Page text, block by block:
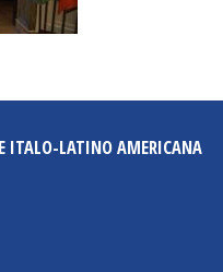
ITALO-LATINO AMERICANA